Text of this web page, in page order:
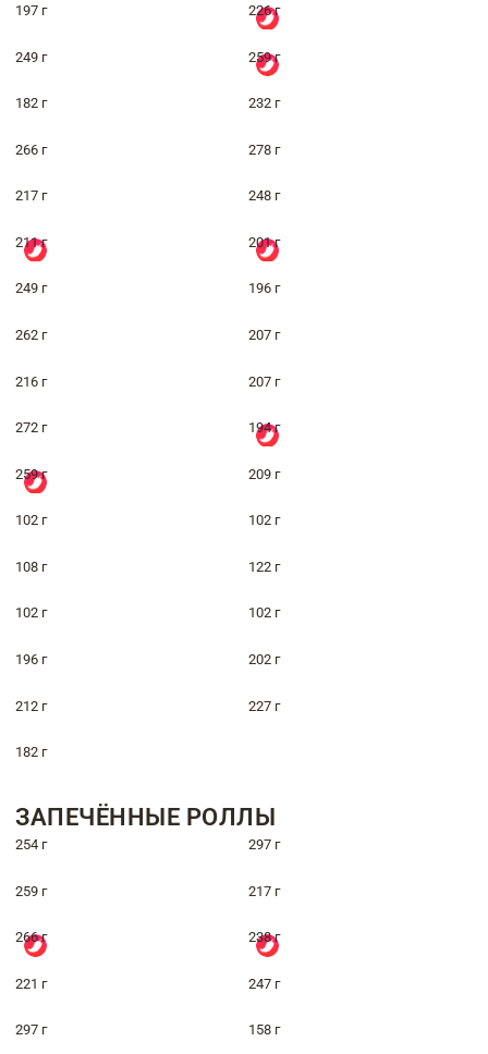
197 г 226 г
249 г 259 г
182 г 232 г
266 г 278 г
217 г 248 г
211 г 201 г
249 г 196 г
262 г 207 г
216 г 207 г
272 г 194 г
259 г 209 г
102 г 102 г
108 г 122 г
102 г 102 г
196 г 202 г
212 г 227 г
182 г
ЗАПЕЧЁННЫЕ РОЛЛЫ
254 г 297 г
259 г 217 г
266 г 238 г
221 г 247 г
297 г 158 г